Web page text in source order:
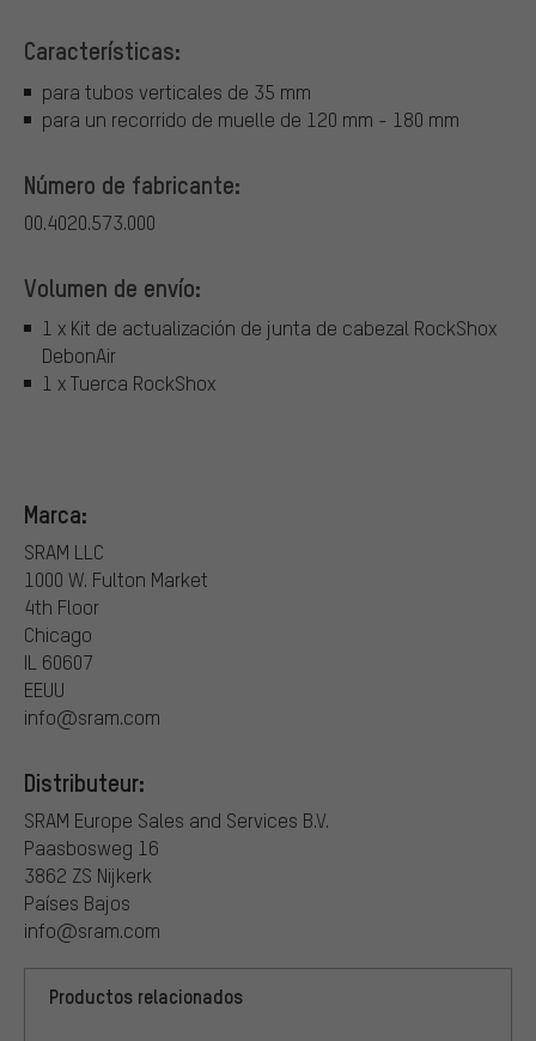
Características:
para tubos verticales de 35 mm
para un recorrido de muelle de 120 mm - 180 mm
Número de fabricante:
00.4020.573.000
Volumen de envío:
1 x Kit de actualización de junta de cabezal RockShox
DebonAir
1 x Tuerca RockShox
Marca:
SRAM LLC
1000 W. Fulton Market
4th Floor
Chicago
IL 60607
EEUU
info@sram.com
Distributeur:
SRAM Europe Sales and Services B.V.
Paasbosweg 16
3862 ZS Nijkerk
Países Bajos
info@sram.com
Productos relacionados